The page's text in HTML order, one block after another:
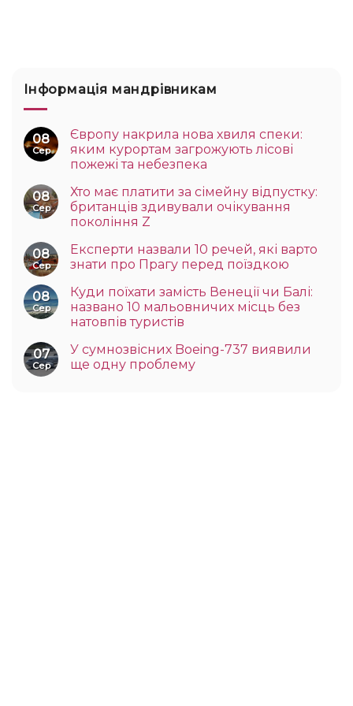
Інформація мандрівникам
08
Сер
Європу накрила нова хвиля спеки:
яким курортам загрожують лісові
пожежі та небезпека
08
Сер
Хто має платити за сімейну відпустку:
британців здивували очікування
покоління Z
08
Сер
Експерти назвали 10 речей, які варто
знати про Прагу перед поїздкою
08
Сер
Куди поїхати замість Венеції чи Балі:
названо 10 мальовничих місць без
натовпів туристів
07
Сер
У сумнозвісних Boeing-737 виявили
ще одну проблему